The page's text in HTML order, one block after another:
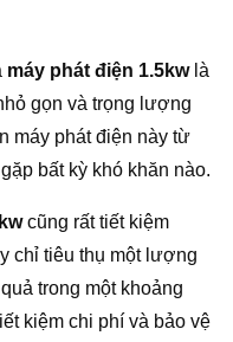
máy phát điện 1.5kwlà
gọn và trọng lượng
máy phát điện này từ
bất kỳ khó khăn nào.
cũng rất tiết kiệm
chỉ tiêu thụ một lượng
trong một khoảng
kiệm chi phí và bảo vệ